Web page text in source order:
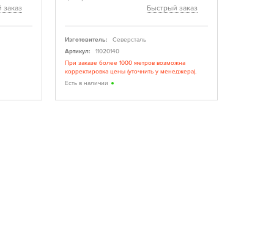
Быстрый заказ
Изготовитель:
Северсталь
Артикул:
11020140
При заказе более 1000 метров возможна
корректировка цены (уточнить у менеджера).
Есть в наличии